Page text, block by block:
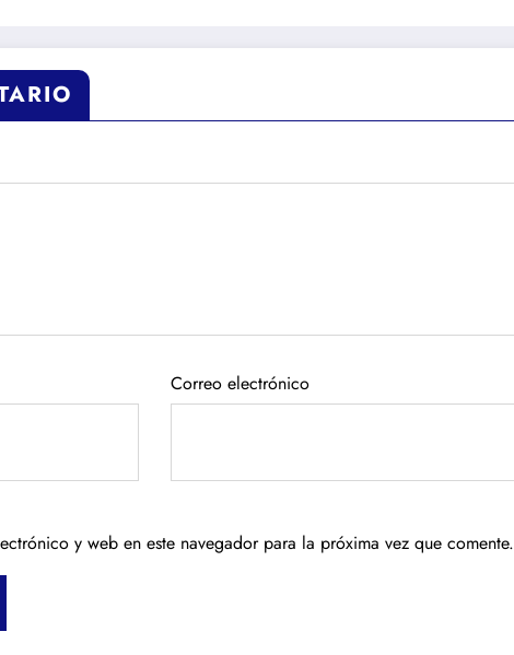
Correo electrónico
y web en este navegador para la próxima vez que comente.